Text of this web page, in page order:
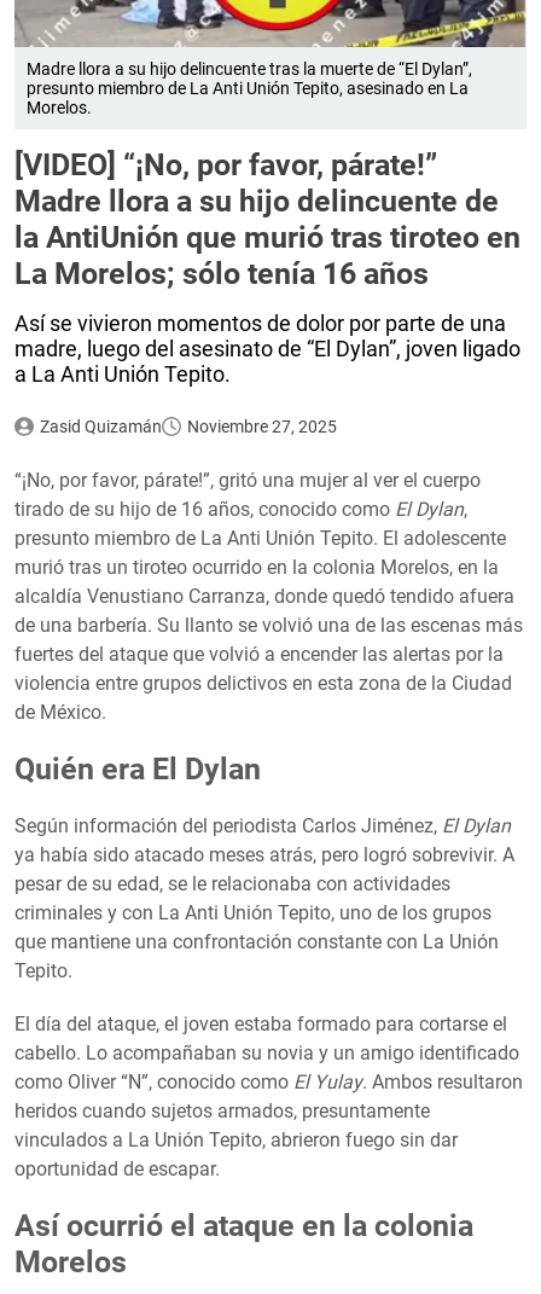
Madre llora a su hijo delincuente tras la muerte de “El Dylan”,
presunto miembro de La Anti Unión Tepito, asesinado en La
Morelos.
[VIDEO] “¡No, por favor, párate!”
Madre llora a su hijo delincuente de
la AntiUnión que murió tras tiroteo en
La Morelos; sólo tenía 16 años
Así se vivieron momentos de dolor por parte de una
madre, luego del asesinato de “El Dylan”, joven ligado
a La Anti Unión Tepito.
Zasid Quizamán Noviembre 27, 2025
“¡No, por favor, párate!”, gritó una mujer al ver el cuerpo
tirado de su hijo de 16 años, conocido como El Dylan,
presunto miembro de La Anti Unión Tepito. El adolescente
murió tras un tiroteo ocurrido en la colonia Morelos, en la
alcaldía Venustiano Carranza, donde quedó tendido afuera
de una barbería. Su llanto se volvió una de las escenas más
fuertes del ataque que volvió a encender las alertas por la
violencia entre grupos delictivos en esta zona de la Ciudad
de México.
Quién era El Dylan
Según información del periodista Carlos Jiménez, El Dylan
ya había sido atacado meses atrás, pero logró sobrevivir. A
pesar de su edad, se le relacionaba con actividades
criminales y con La Anti Unión Tepito, uno de los grupos
que mantiene una confrontación constante con La Unión
Tepito.
El día del ataque, el joven estaba formado para cortarse el
cabello. Lo acompañaban su novia y un amigo identificado
como Oliver “N”, conocido como El Yulay. Ambos resultaron
heridos cuando sujetos armados, presuntamente
vinculados a La Unión Tepito, abrieron fuego sin dar
oportunidad de escapar.
Así ocurrió el ataque en la colonia
Morelos